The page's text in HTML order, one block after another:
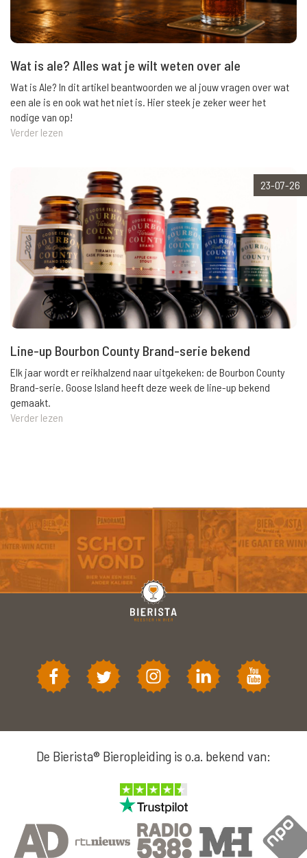
Wat is ale? Alles wat je wilt weten over ale
Wat is Ale? In dit artikel beantwoorden we al jouw vragen over wat
een ale is en ook wat het niet is. Hier steek je zeker weer het
nodige van op!
Verder lezen
23-07-26
Line-up Bourbon County Brand-serie bekend
Elk jaar wordt er reikhalzend naar uitgekeken: de Bourbon County
Brand-serie. Goose Island heeft deze week de line-up bekend
gemaakt.
Verder lezen
De Bierista® Bieropleiding is o.a. bekend van: